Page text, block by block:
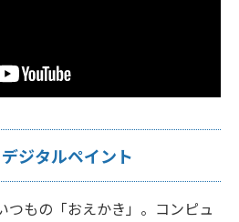
ジタルペイント
つもの「おえかき」。コンピュ